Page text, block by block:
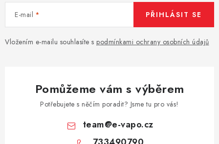
E-mail
Vložením e-mailu souhlasíte s podmínkami ochrany osobních údajů
PŘIHLÁSIT SE
Pomůžeme vám s výběrem
Potřebujete s něčím poradit? Jsme tu pro vás!
team@e-vapo.cz